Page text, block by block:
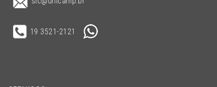
19 3521-2121